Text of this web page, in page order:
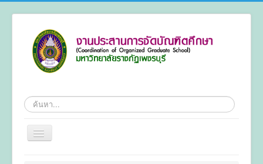
ค้นหา
สลับ
เน